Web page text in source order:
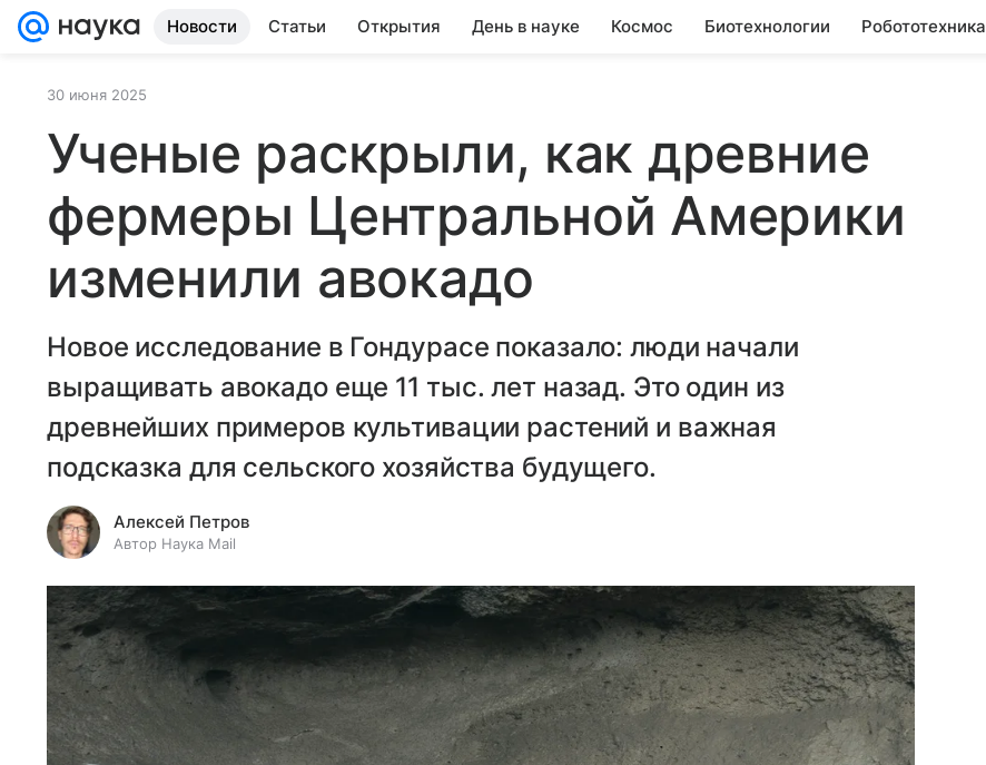
Новости Статьи Открытия День в науке Космос Биотехнологии Робототехника
30 июня 2025
Ученые раскрыли, как древние
фермеры Центральной Америки
изменили авокадо
Новое исследование в Гондурасе показало: люди начали
выращивать авокадо еще 11 тыс. лет назад. Это один из
древнейших примеров культивации растений и важная
подсказка для сельского хозяйства будущего.
Алексей Петров
Автор Наука Mail